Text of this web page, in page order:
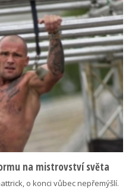
na mistrovství světa
o konci vůbec nepřemýšlí.